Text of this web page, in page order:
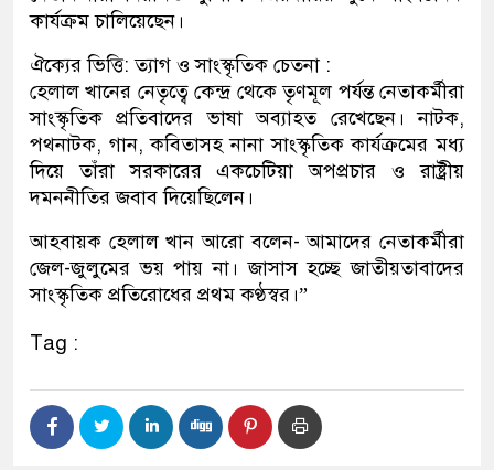
কার্যক্রম চালিয়েছেন।
ঐক্যের ভিত্তি: ত্যাগ ও সাংস্কৃতিক চেতনা :
হেলাল খানের নেতৃত্বে কেন্দ্র থেকে তৃণমূল পর্যন্ত নেতাকর্মীরা
সাংস্কৃতিক প্রতিবাদের ভাষা অব্যাহত রেখেছেন। নাটক,
পথনাটক, গান, কবিতাসহ নানা সাংস্কৃতিক কার্যক্রমের মধ্য
দিয়ে তাঁরা সরকারের একচেটিয়া অপপ্রচার ও রাষ্ট্রীয়
দমননীতির জবাব দিয়েছিলেন।
আহবায়ক হেলাল খান আরো বলেন- আমাদের নেতাকর্মীরা
জেল-জুলুমের ভয় পায় না। জাসাস হচ্ছে জাতীয়তাবাদের
সাংস্কৃতিক প্রতিরোধের প্রথম কণ্ঠস্বর।”
Tag :